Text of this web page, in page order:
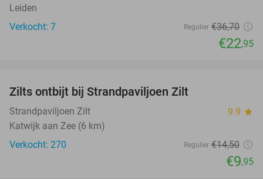
Leiden
Verkocht: 7
Regulier €36,70
€22,95
Zilts ontbijt bij Strandpaviljoen Zilt
Strandpaviljoen Zilt 9.9 star
Katwijk aan Zee (6 km)
Verkocht: 270
Regulier €14,50
€9,95